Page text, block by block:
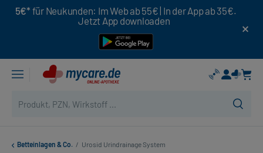
5€* für Neukunden: Im Web ab 55€ | In der App ab 35€.
Jetzt App downloaden
Betteinlagen & Co. / Urosid Urindrainage System